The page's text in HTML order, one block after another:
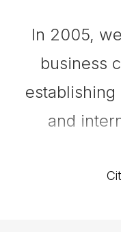
In 2005,
business
and